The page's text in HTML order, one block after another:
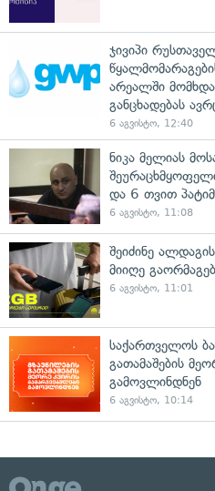
ჯივიპი
არეალში
განცხადებას
6 აგვისტო, 12:40
ნიკა მელიას
და 6 თვით
6 აგვისტო, 11:08
შეიძინე
მიიღე
6 აგვისტო, 11:01
საქართველოს
გათამაშების
გამოვლინდნენ
6 აგვისტო, 10:14